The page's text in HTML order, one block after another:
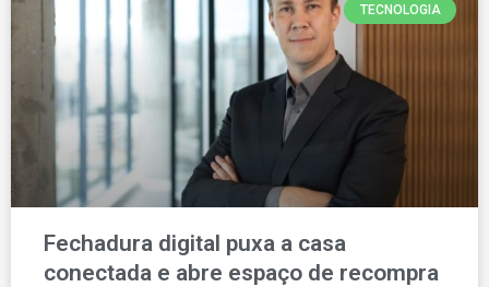
TECNOLOGIA
Fechadura digital puxa a casa
conectada e abre espaço de recompra